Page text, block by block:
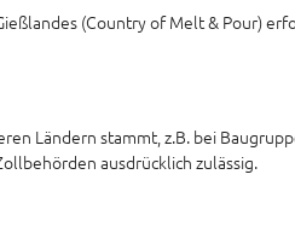
(Country of Melt & Pour)
Ländern stammt, z.B. bei
ausdrücklich zulässig.